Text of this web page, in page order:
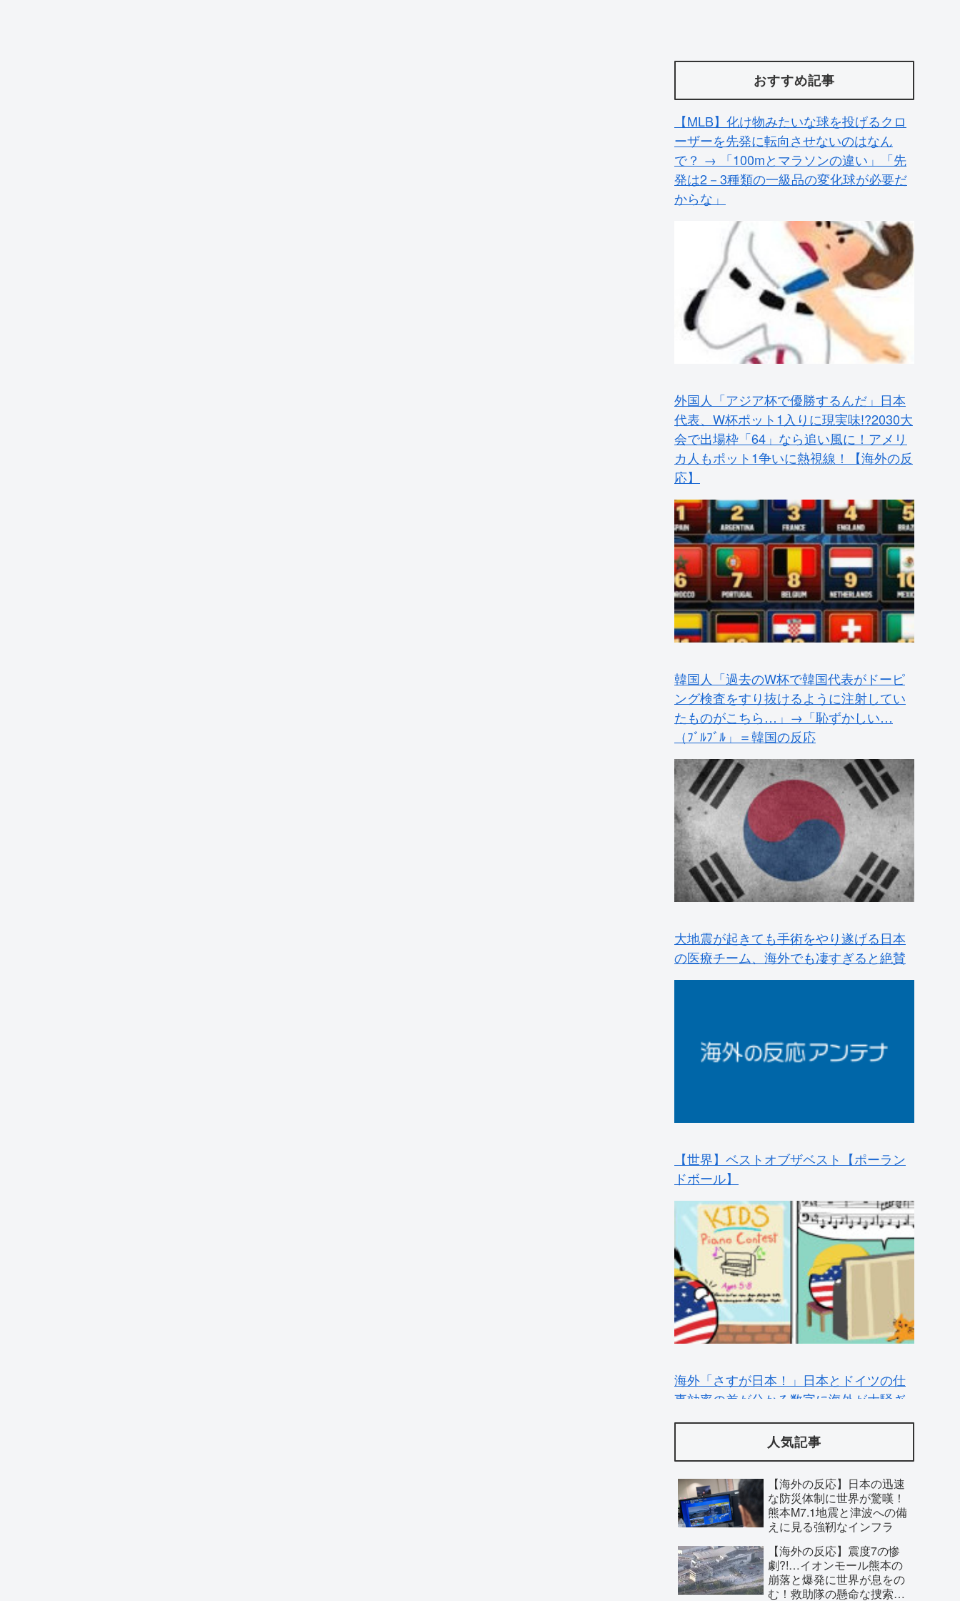
おすすめ記事
【MLB】化け物みたいな球を投げるクロ
ーザーを先発に転向させないのはなん
で？ → 「100mとマラソンの違い」「先
発は2－3種類の一級品の変化球が必要だ
からな」
外国人「アジア杯で優勝するんだ」日本
代表、W杯ポット1入りに現実味!?2030大
会で出場枠「64」なら追い風に！アメリ
カ人もポット1争いに熱視線！【海外の反
応】
韓国人「過去のW杯で韓国代表がドーピ
ング検査をすり抜けるように注射してい
たものがこちら…」→「恥ずかしい…
（ﾌﾞﾙﾌﾞﾙ」＝韓国の反応
大地震が起きても手術をやり遂げる日本
の医療チーム、海外でも凄すぎると絶賛
【世界】ベストオブザベスト【ポーラン
ドボール】
海外「さすが日本！」日本とドイツの仕
事効率の差が分かる数字に海外が大騒ぎ
【海外の反応】日本の迅速
熊本M7.1地震と津波への備
えに見る強靭なインフラ
【海外の反応】震度7の惨
劇?!…イオンモール熊本の
崩落と爆発に世界が息をの
む！救助隊の懸命な捜索に
寄せられた祈り
【海外の反応】日本の高校